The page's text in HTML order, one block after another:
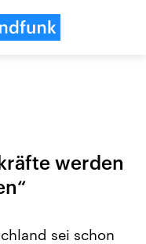
werden
sei schon